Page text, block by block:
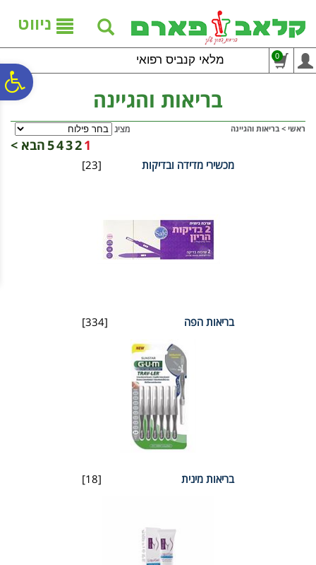
נגישות
אתר
המרכזי
ניווט
מלאי קנביס רפואי 0
בריאות והגיינה
ראשי > בריאות והגיינה מציג
1
2
3
4
5הבא >
[23] מכשירי מדידה ובדיקות
[334] בריאות הפה
[18] בריאות מינית